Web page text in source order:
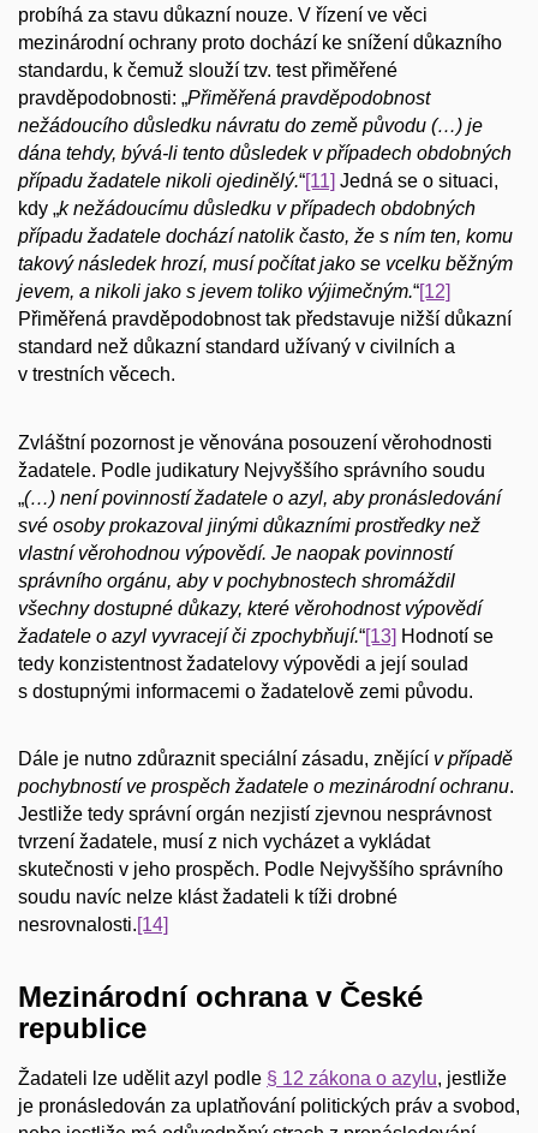
probíhá za stavu důkazní nouze. V řízení ve věci
mezinárodní ochrany proto dochází ke snížení důkazního
standardu, k čemuž slouží tzv. test přiměřené
pravděpodobnosti: „Přiměřená pravděpodobnost
nežádoucího důsledku návratu do země původu (…) je
dána tehdy, bývá-li tento důsledek v případech obdobných
případu žadatele nikoli ojedinělý.“[11] Jedná se o situaci,
kdy „k nežádoucímu důsledku v případech obdobných
případu žadatele dochází natolik často, že s ním ten, komu
takový následek hrozí, musí počítat jako se vcelku běžným
jevem, a nikoli jako s jevem toliko výjimečným.“[12]
Přiměřená pravděpodobnost tak představuje nižší důkazní
standard než důkazní standard užívaný v civilních a
v trestních věcech.
Zvláštní pozornost je věnována posouzení věrohodnosti
žadatele. Podle judikatury Nejvyššího správního soudu
„(…) není povinností žadatele o azyl, aby pronásledování
své osoby prokazoval jinými důkazními prostředky než
vlastní věrohodnou výpovědí. Je naopak povinností
správního orgánu, aby v pochybnostech shromáždil
všechny dostupné důkazy, které věrohodnost výpovědí
žadatele o azyl vyvracejí či zpochybňují.“[13] Hodnotí se
tedy konzistentnost žadatelovy výpovědi a její soulad
s dostupnými informacemi o žadatelově zemi původu.
Dále je nutno zdůraznit speciální zásadu, znějící v případě
pochybností ve prospěch žadatele o mezinárodní ochranu.
Jestliže tedy správní orgán nezjistí zjevnou nesprávnost
tvrzení žadatele, musí z nich vycházet a vykládat
skutečnosti v jeho prospěch. Podle Nejvyššího správního
soudu navíc nelze klást žadateli k tíži drobné
nesrovnalosti.[14]
Mezinárodní ochrana v České
republice
Žadateli lze udělit azyl podle § 12 zákona o azylu, jestliže
je pronásledován za uplatňování politických práv a svobod,